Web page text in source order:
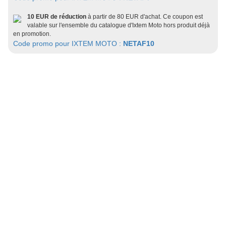
10 EUR de réduction à partir de 80 EUR d'achat. Ce coupon est
valable sur l'ensemble du catalogue d'Ixtem Moto hors produit déjà
en promotion.
Code promo pour IXTEM MOTO : NETAF10